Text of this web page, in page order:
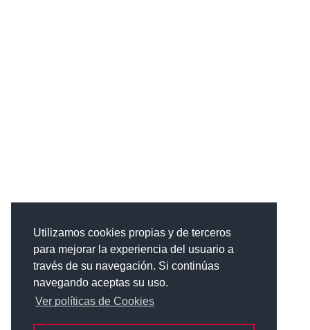
Utilizamos cookies propias y de terceros
para mejorar la experiencia del usuario a
través de su navegación. Si continúas
navegando aceptas su uso.
Ver políticas de Cookies